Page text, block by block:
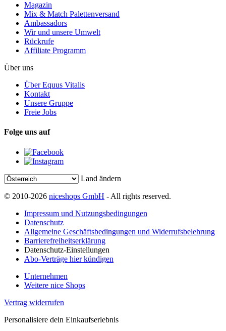
Magazin
Mix & Match Palettenversand
Ambassadors
Wir und unsere Umwelt
Rückrufe
Affiliate Programm
Über uns
Über Equus Vitalis
Kontakt
Unsere Gruppe
Freie Jobs
Folge uns auf
Land ändern
© 2010-2026 niceshops GmbH - All rights reserved.
Impressum und Nutzungsbedingungen
Datenschutz
Allgemeine Geschäftsbedingungen und Widerrufsbelehrung
Barrierefreiheitserklärung
Datenschutz-Einstellungen
Abo-Verträge hier kündigen
Unternehmen
Weitere nice Shops
Vertrag widerrufen
Personalisiere dein Einkaufserlebnis